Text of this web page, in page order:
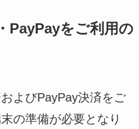
PayPayをご利用の
よびPayPay決済をご
の準備が必要となり